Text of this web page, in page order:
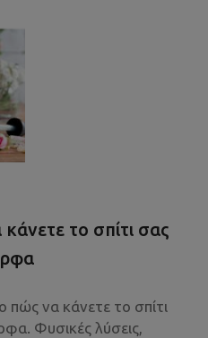
το σπίτι σας
να κάνετε το σπίτι
Φυσικές λύσεις,